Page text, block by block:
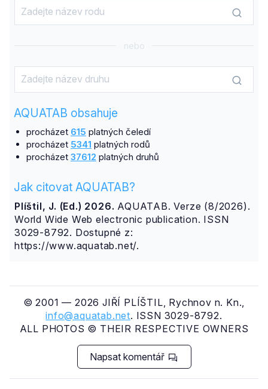
nebo
AQUATAB obsahuje
procházet 615 platných čeledí
procházet 5341 platných rodů
procházet 37612 platných druhů
Jak citovat AQUATAB?
Plíštil, J. (Ed.) 2026. AQUATAB. Verze (8/2026).
World Wide Web electronic publication. ISSN
3029-8792. Dostupné z:
https://www.aquatab.net/.
© 2001 — 2026 JIŘÍ PLÍŠTIL, Rychnov n. Kn.,
info@aquatab.net. ISSN 3029-8792.
ALL PHOTOS © THEIR RESPECTIVE OWNERS
Napsat komentář